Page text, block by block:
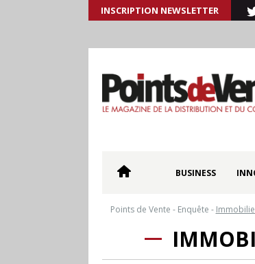
INSCRIPTION NEWSLETTER
BUSINESS
Points de Vente - Enquête -